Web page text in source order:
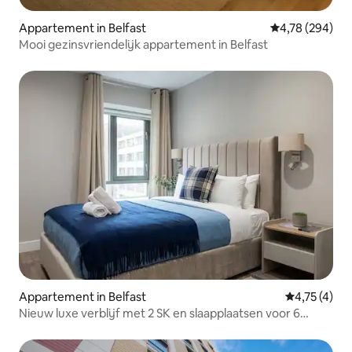
Appartement in Belfast Gemiddelde
4,78 (294)
Mooi gezinsvriendelijk appartement in Belfast
Appartement in Belfast
4,75 (4)
Nieuw luxe verblijf met 2 SK en slaapplaatsen voor 6